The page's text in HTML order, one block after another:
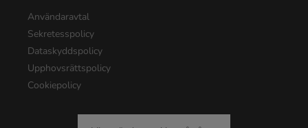
Användaravtal
Sekretesspolicy
Dataskyddspolicy
Upphovsrättspolicy
Cookiepolicy